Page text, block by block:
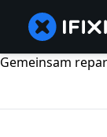
Gemeinsam